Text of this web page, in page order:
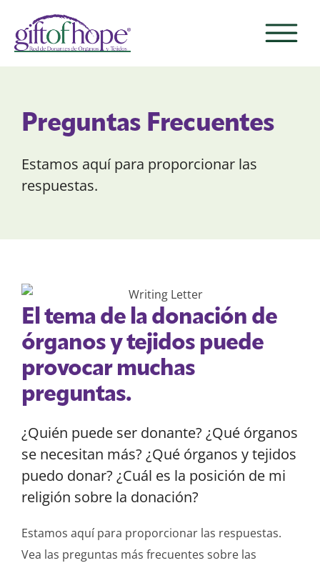
Preguntas Frecuentes
Estamos aquí para proporcionar las
respuestas.
El tema de la ­donación de
órganos y tejidos puede
provocar muchas
preguntas.
¿Quién puede ser donante? ¿Qué órganos
se necesitan más? ¿Qué órganos y tejidos
puedo donar? ¿Cuál es la posición de mi
religión sobre la donación?
Estamos aquí para proporcionar las respuestas.
Vea las preguntas más frecuentes sobre las